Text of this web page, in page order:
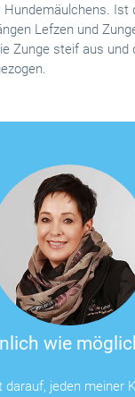
Hundemäulchens. Ist
Lefzen und
Zunge steif aus und
wie
darauf, jeden meiner